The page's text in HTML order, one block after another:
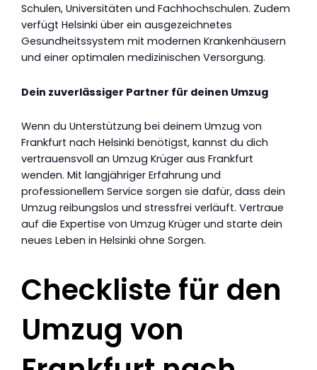
Schulen, Universitäten und Fachhochschulen. Zudem
verfügt Helsinki über ein ausgezeichnetes
Gesundheitssystem mit modernen Krankenhäusern
und einer optimalen medizinischen Versorgung.
Dein zuverlässiger Partner für deinen Umzug
Wenn du Unterstützung bei deinem Umzug von
Frankfurt nach Helsinki benötigst, kannst du dich
vertrauensvoll an Umzug Krüger aus Frankfurt
wenden. Mit langjähriger Erfahrung und
professionellem Service sorgen sie dafür, dass dein
Umzug reibungslos und stressfrei verläuft. Vertraue
auf die Expertise von Umzug Krüger und starte dein
neues Leben in Helsinki ohne Sorgen.
Checkliste für den
Umzug von